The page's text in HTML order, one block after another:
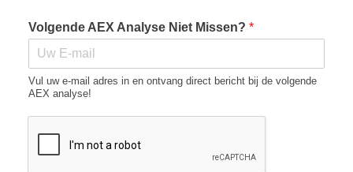
Volgende AEX Analyse Niet Missen? *
Vul uw e-mail adres in en ontvang direct bericht bij de volgende
AEX analyse!